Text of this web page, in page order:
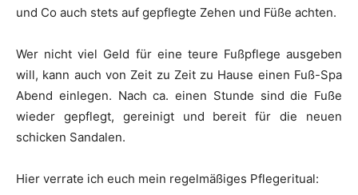
und Co auch stets auf gepflegte Zehen und Füße achten.
Wer nicht viel Geld für eine teure Fußpflege ausgeben
will, kann auch von Zeit zu Zeit zu Hause einen Fuß-Spa
Abend einlegen. Nach ca. einen Stunde sind die Fuße
wieder gepflegt, gereinigt und bereit für die neuen
schicken Sandalen.
Hier verrate ich euch mein regelmäßiges Pflegeritual: